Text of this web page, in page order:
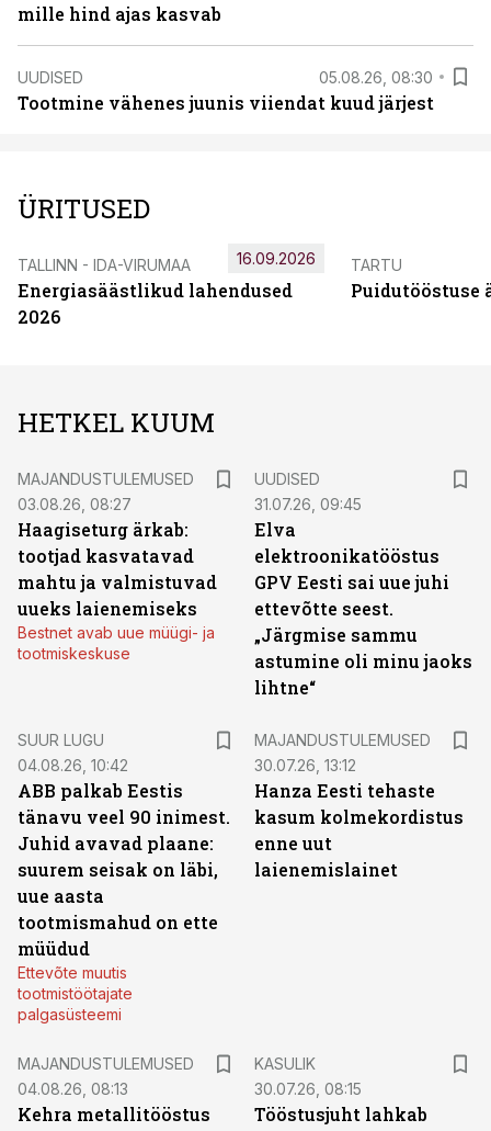
mille hind ajas kasvab
UUDISED 05.08.26, 08:30
Tootmine vähenes juunis viiendat kuud järjest
ÜRITUSED
TALLINN - IDA-VIRUMAA
Energiasäästlikud lahendused
2026
16.09.2026 TARTU
Puidutööstuse
HETKEL KUUM
MAJANDUSTULEMUSED
03.08.26, 08:27
Haagiseturg ärkab:
tootjad kasvatavad
mahtu ja valmistuvad
uueks laienemiseks
Bestnet avab uue müügi- ja
tootmiskeskuse
UUDISED
31.07.26, 09:45
Elva
elektroonikatööstus
GPV Eesti sai uue juhi
ettevõtte seest.
„Järgmise sammu
astumine oli minu jaoks
lihtne“
SUUR LUGU
04.08.26, 10:42
ABB palkab Eestis
tänavu veel 90 inimest.
Juhid avavad plaane:
suurem seisak on läbi,
uue aasta
tootmismahud on ette
müüdud
Ettevõte muutis
tootmistöötajate
palgasüsteemi
MAJANDUSTULEMUSED
30.07.26, 13:12
Hanza Eesti tehaste
kasum kolmekordistus
enne uut
laienemislainet
MAJANDUSTULEMUSED
04.08.26, 08:13
Kehra metallitööstus
KASULIK
30.07.26, 08:15
Tööstusjuht lahkab